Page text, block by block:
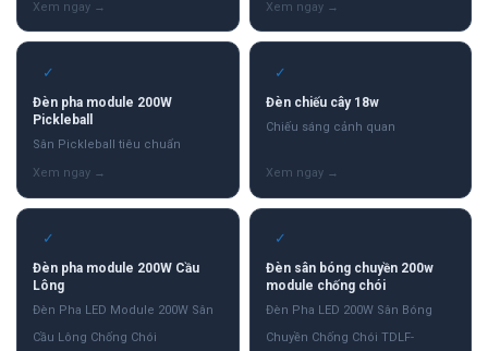
✓
Đèn pha module 200W
Pickleball
Sân Pickleball tiêu chuẩn
✓
Đèn chiếu cây 18w
Chiếu sáng cảnh quan
✓
Đèn pha module 200W Cầu
Lông
Đèn Pha LED Module 200W Sân
Cầu Lông Chống Chói
✓
Đèn sân bóng chuyền 200w
module chống chói
Đèn Pha LED 200W Sân Bóng
Chuyền Chống Chói TDLF-